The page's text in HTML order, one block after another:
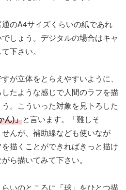
のA4サイズくらいの紙であれ
しょう。デジタルの場合はキャ
下さい。
が立体をとらえやすいように、
たような感じで人間のラフを描
。こういった対象を見下ろした
ん)」と言います。「難しそ
んが、補助線なども使いなが
描くことができればきっと描け
ら描いてみて下さい。
いのところに「球」をひとつ描